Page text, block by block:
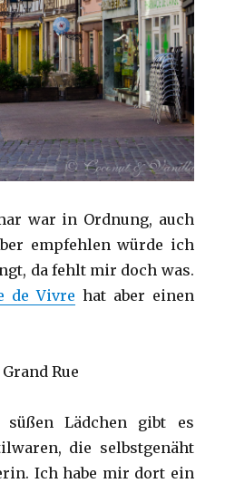
war in Ordnung, auch
empfehlen würde ich
da fehlt mir doch was.
de Vivre hat aber einen
Grand Rue
Lädchen gibt es
die selbstgenäht
Ich habe mir dort ein